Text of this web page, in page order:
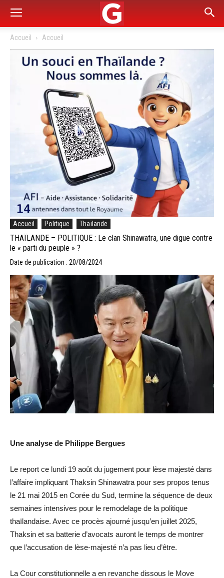
Accueil Accueil
Accueil Politique Thaïlande
THAÏLANDE – POLITIQUE : Le clan Shinawatra, une digue contre
le « parti du peuple » ?
Date de publication : 20/08/2024
Une analyse de Philippe Bergues
Le report ce lundi 19 août du jugement pour lèse majesté dans
l’affaire impliquant Thaksin Shinawatra pour ses propos tenus
le 21 mai 2015 en Corée du Sud, termine la séquence de deux
semaines intensives pour le remodelage de la politique
thaïlandaise. Avec ce procès ajourné jusqu’en juillet 2025,
Thaksin et sa batterie d’avocats auront le temps de montrer
que l’accusation de lèse-majesté n’a pas lieu d’être.
La Cour constitutionnelle a en revanche dissous le Move